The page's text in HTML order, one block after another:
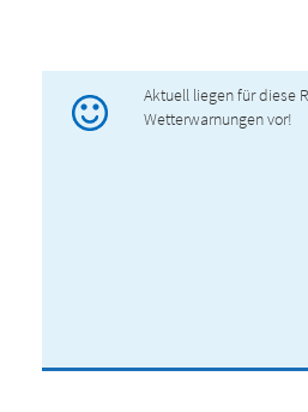
Aktuell liegen für diese
Wetterwarnungen vor!